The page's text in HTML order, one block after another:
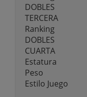
DOBLES
TERCERA
Ranking
DOBLES
CUARTA
Estatura
Peso
Estilo Juego